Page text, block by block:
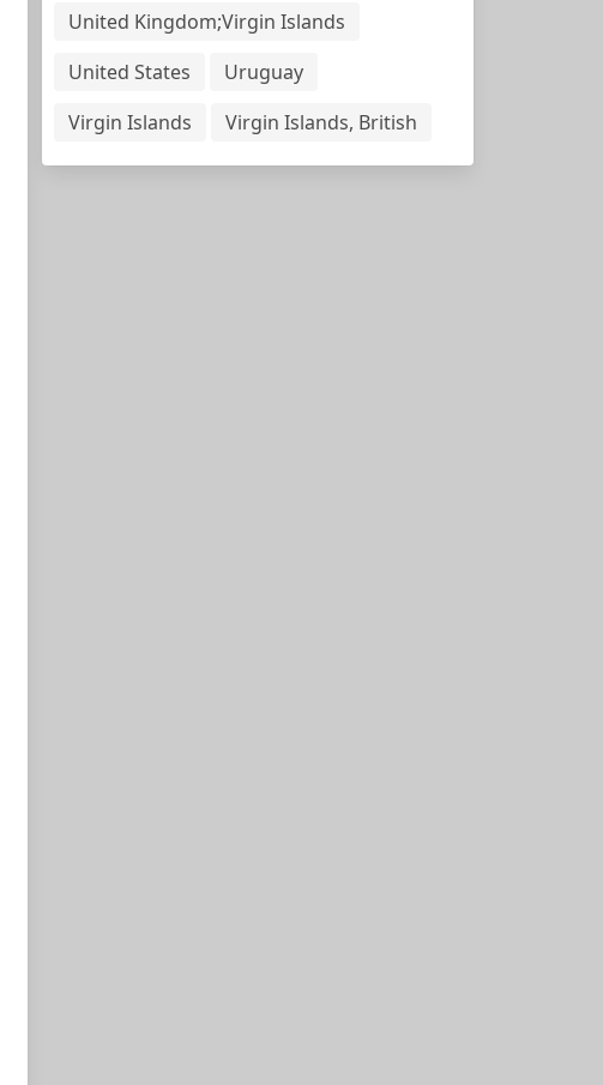
United Kingdom;Virgin Islands
United States
Uruguay
Virgin Islands
Virgin Islands, British